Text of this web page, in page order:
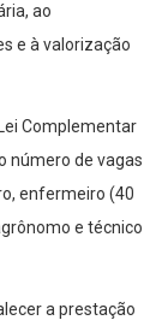
ao
e à valorização
Complementar
número de vagas
enfermeiro (40
e técnico
a prestação